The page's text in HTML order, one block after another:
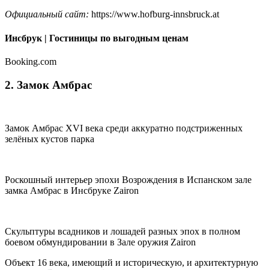
Официальный сайт: https://www.hofburg-innsbruck.at
Инсбрук | Гостиницы по выгодным ценам
Booking.com
2. Замок Амбрас
Замок Амбрас XVI века среди аккуратно подстриженных
зелёных кустов парка
Роскошный интерьер эпохи Возрождения в Испанском зале
замка Амбрас в Инсбруке Zairon
Скульптуры всадников и лошадей разных эпох в полном
боевом обмундировании в Зале оружия Zairon
Объект 16 века, имеющий и историческую, и архитектурную